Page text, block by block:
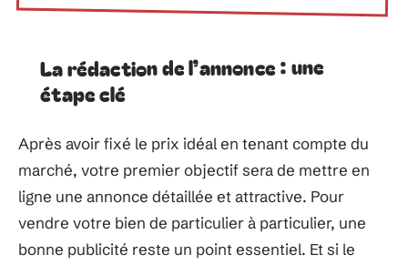
La rédaction de l’annonce : une
étape clé
Après avoir fixé le prix idéal en tenant compte du
marché, votre premier objectif sera de mettre en
ligne une annonce détaillée et attractive. Pour
vendre votre bien de particulier à particulier, une
bonne publicité reste un point essentiel. Et si le